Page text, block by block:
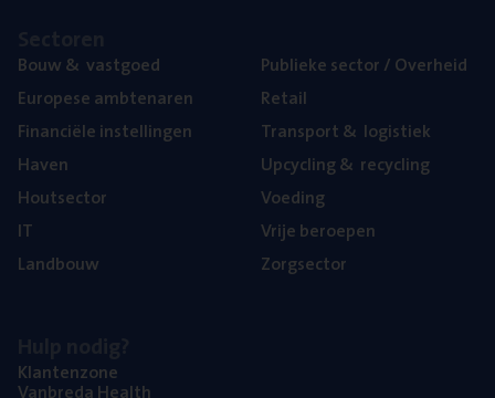
Bouw& vastgoed
Euro­pe­se ambtenaren
Finan­ci­ë­le instellingen
Haven
Hout­sec­tor
IT
Land­bouw
Publie­ke sec­tor / Overheid
Retail
Trans­port& logistiek
Upcy­cling& recycling
Voe­ding
Vrije beroe­pen
Zorg­sec­tor
Klan­ten­zo­ne
Van­b­re­da Health